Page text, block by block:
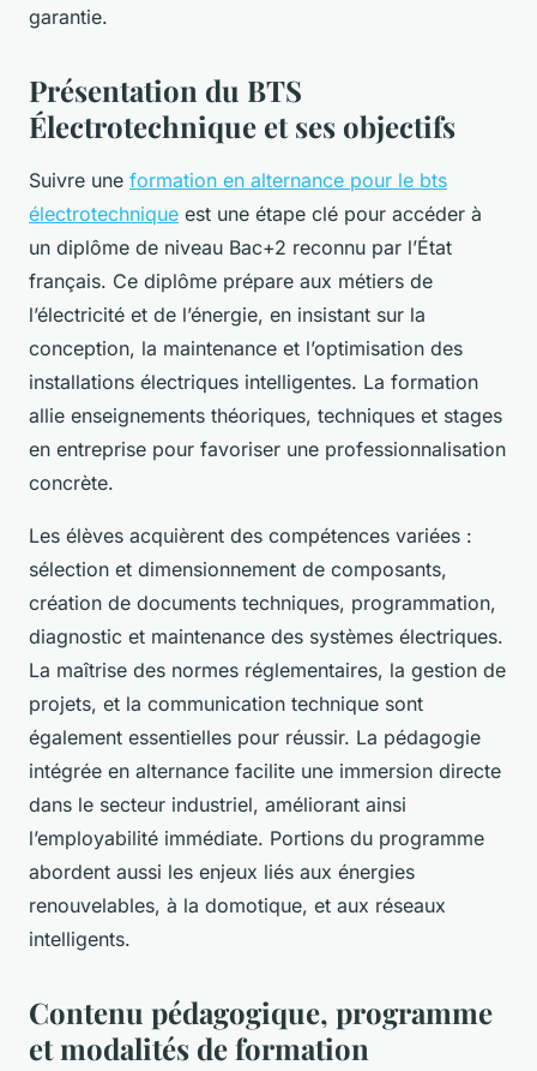
garantie.
Présentation du BTS
Électrotechnique et ses objectifs
Suivre une formation en alternance pour le bts
électrotechnique est une étape clé pour accéder à
un diplôme de niveau Bac+2 reconnu par l’État
français. Ce diplôme prépare aux métiers de
l’électricité et de l’énergie, en insistant sur la
conception, la maintenance et l’optimisation des
installations électriques intelligentes. La formation
allie enseignements théoriques, techniques et stages
en entreprise pour favoriser une professionnalisation
concrète.
Les élèves acquièrent des compétences variées :
sélection et dimensionnement de composants,
création de documents techniques, programmation,
diagnostic et maintenance des systèmes électriques.
La maîtrise des normes réglementaires, la gestion de
projets, et la communication technique sont
également essentielles pour réussir. La pédagogie
intégrée en alternance facilite une immersion directe
dans le secteur industriel, améliorant ainsi
l’employabilité immédiate. Portions du programme
abordent aussi les enjeux liés aux énergies
renouvelables, à la domotique, et aux réseaux
intelligents.
Contenu pédagogique, programme
et modalités de formation